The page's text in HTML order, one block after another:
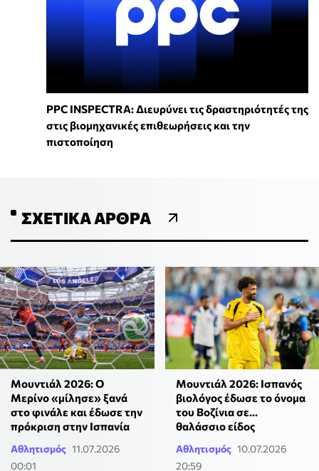
PPC INSPECTRA: Διευρύνει τις δραστηριότητές της
στις βιομηχανικές επιθεωρήσεις και την
πιστοποίηση
ΣΧΕΤΙΚΆ ΆΡΘΡΑ
Μουντιάλ 2026: Ο
Μερίνο «μίλησε» ξανά
στο φινάλε και έδωσε την
πρόκριση στην Ισπανία
Αθλητισμός 11.07.2026
00:01
Μουντιάλ 2026: Ισπανός
βιολόγος έδωσε το όνομα
του Βοζίνια σε...
θαλάσσιο είδος
Αθλητισμός 10.07.2026
20:59